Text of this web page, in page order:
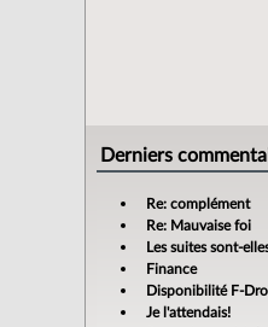
Derniers
Re: complément
Re: Mauvaise foi
Les suites sont-
Finance
Disponibilité F-
Je l'attendais!